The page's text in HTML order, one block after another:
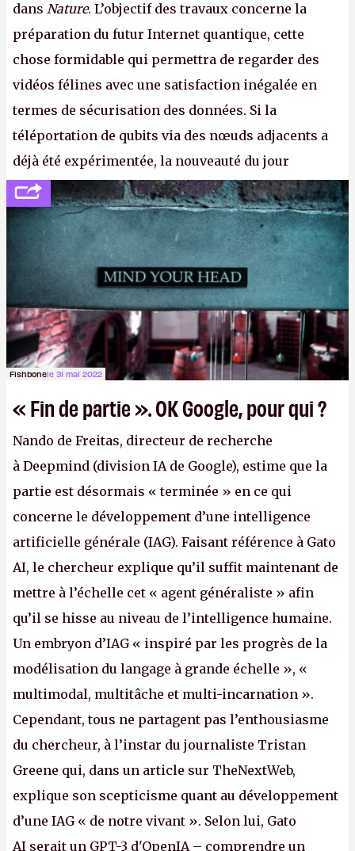
dans Nature. L’objectif des travaux concerne la
préparation du futur Internet quantique, cette
chose formidable qui permettra de regarder des
vidéos félines avec une satisfaction inégalée en
termes de sécurisation des données. Si la
téléportation de qubits via des nœuds adjacents a
déjà été expérimentée, la nouveauté du jour
concerne le recours à des nœuds distants, pour ne
pas dire un réseau quantique multimédia interactif
(avec l’option Péritel). (
http://cpc.cx/AH432N4
Crédit photo : QuTech / Nature)
Fishbonele 31 mai 2022
« Fin de partie ». OK Google, pour qui ?
Nando de Freitas, directeur de recherche
à Deepmind (division IA de Google), estime que la
partie est désormais « terminée » en ce qui
concerne le développement d’une intelligence
artificielle générale (IAG). Faisant référence à Gato
AI, le chercheur explique qu’il suffit maintenant de
mettre à l’échelle cet « agent généraliste » afin
qu’il se hisse au niveau de l’intelligence humaine.
Un embryon d’IAG « inspiré par les progrès de la
modélisation du langage à grande échelle », «
multimodal, multitâche et multi-incarnation ».
Cependant, tous ne partagent pas l’enthousiasme
du chercheur, à l’instar du journaliste Tristan
Greene qui, dans un article sur TheNextWeb,
explique son scepticisme quant au développement
d’une IAG « de notre vivant ». Selon lui, Gato
AI serait un GPT-3 d'OpenIA – comprendre un